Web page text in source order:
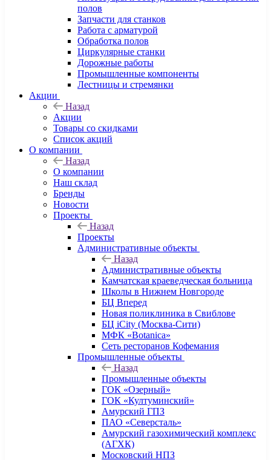
полов
Запчасти для станков
Работа с арматурой
Обработка полов
Циркулярные станки
Дорожные работы
Промышленные компоненты
Лестницы и стремянки
Акции
Назад
Акции
Товары со скидками
Список акций
О компании
Назад
О компании
Наш склад
Бренды
Новости
Проекты
Назад
Проекты
Административные объекты
Назад
Административные объекты
Камчатская краеведческая больница
Школы в Нижнем Новгороде
БЦ Вперед
Новая поликлиника в Свиблове
БЦ iCity (Москва-Сити)
МФК «Botanica»
Сеть ресторанов Кофемания
Промышленные объекты
Назад
Промышленные объекты
ГОК «Озерный»
ГОК «Култуминский»
Амурский ГПЗ
ПАО «Северсталь»
Амурский газохимический комплекс
(АГХК)
Московский НПЗ